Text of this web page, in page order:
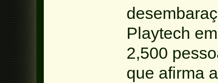
Playtech
2,500
que afirma